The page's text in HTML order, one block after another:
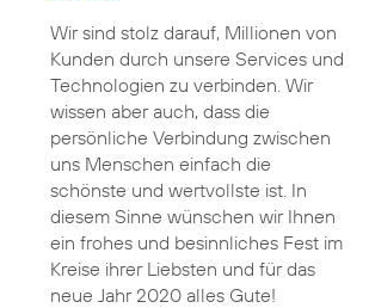
Wir sind stolz darauf, Millionen von
Kunden durch unsere Services und
Technologien zu verbinden. Wir
wissen aber auch, dass die
persönliche Verbindung zwischen
uns Menschen einfach die
schönste und wertvollste ist. In
diesem Sinne wünschen wir Ihnen
ein frohes und besinnliches Fest im
Kreise ihrer Liebsten und für das
neue Jahr 2020 alles Gute!